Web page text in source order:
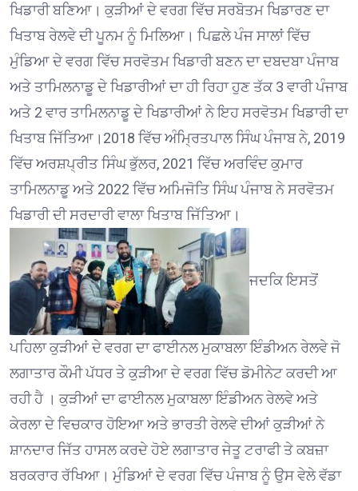
ਖਿਡਾਰੀ ਬਣਿਆ। ਕੁੜੀਆਂ ਦੇ ਵਰਗ ਵਿੱਚ ਸਰਬੋਤਮ ਖਿਡਾਰਣ ਦਾ
ਖਿਤਾਬ ਰੇਲਵੇ ਦੀ ਪੂਨਮ ਨੂੰ ਮਿਲਿਆ। ਪਿਛਲੇ ਪੰਜ ਸਾਲਾਂ ਵਿੱਚ
ਮੁੰਡਿਆ ਦੇ ਵਰਗ ਵਿੱਚ ਸਰਵੋਤਮ ਖਿਡਾਰੀ ਬਣਨ ਦਾ ਦਬਦਬਾ ਪੰਜਾਬ
ਅਤੇ ਤਾਮਿਲਨਾਡੂ ਦੇ ਖਿਡਾਰੀਆਂ ਦਾ ਹੀ ਰਿਹਾ ਹੁਣ ਤੱਕ 3 ਵਾਰੀ ਪੰਜਾਬ
ਅਤੇ 2 ਵਾਰ ਤਾਮਿਲਨਾਡੂ ਦੇ ਖਿਡਾਰੀਆਂ ਨੇ ਇਹ ਸਰਵੋਤਮ ਖਿਡਾਰੀ ਦਾ
ਖਿਤਾਬ ਜਿੱਤਿਆ।2018 ਵਿੱਚ ਅੰਮ੍ਰਿਤਪਾਲ ਸਿੰਘ ਪੰਜਾਬ ਨੇ, 2019
ਵਿੱਚ ਅਰਸ਼ਪ੍ਰੀਤ ਸਿੰਘ ਭੁੱਲਰ, 2021 ਵਿੱਚ ਅਰਵਿੰਦ ਕੁਮਾਰ
ਤਾਮਿਲਨਾਡੂ ਅਤੇ 2022 ਵਿੱਚ ਅਮਿਜੋਤਿ ਸਿੰਘ ਪੰਜਾਬ ਨੇ ਸਰਵੋਤਮ
ਖਿਡਾਰੀ ਦੀ ਸਰਦਾਰੀ ਵਾਲਾ ਖਿਤਾਬ ਜਿੱਤਿਆ।
ਜਦਕਿ ਇਸਤੋਂ
ਪਹਿਲਾ ਕੁੜੀਆਂ ਦੇ ਵਰਗ ਦਾ ਫਾਈਨਲ ਮੁਕਾਬਲਾ ਇੰਡੀਅਨ ਰੇਲਵੇ ਜੋ
ਲਗਾਤਾਰ ਕੌਮੀ ਪੱਧਰ ਤੇ ਕੁੜੀਆ ਦੇ ਵਰਗ ਵਿੱਚ ਡੋਮੀਨੇਟ ਕਰਦੀ ਆ
ਰਹੀ ਹੈ । ਕੁੜੀਆਂ ਦਾ ਫਾਈਨਲ ਮੁਕਾਬਲਾ ਇੰਡੀਅਨ ਰੇਲਵੇ ਅਤੇ
ਕੇਰਲਾ ਦੇ ਵਿਚਕਾਰ ਹੋਇਆ ਅਤੇ ਭਾਰਤੀ ਰੇਲਵੇ ਦੀਆਂ ਕੁੜੀਆਂ ਨੇ
ਸ਼ਾਨਦਾਰ ਜਿੱਤ ਹਾਸਲ ਕਰਦੇ ਹੋਏ ਲਗਾਤਾਰ ਜੇਤੂ ਟਰਾਫੀ ਤੇ ਕਬਜ਼ਾ
ਬਰਕਰਾਰ ਰੱਖਿਆ। ਮੁੰਡਿਆਂ ਦੇ ਵਰਗ ਵਿੱਚ ਪੰਜਾਬ ਨੂੰ ਉਸ ਵੇਲੇ ਵੱਡਾ